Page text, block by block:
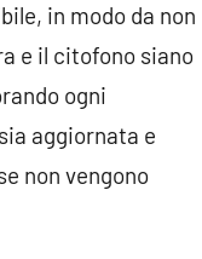
in modo da non
e il citofono siano
ogni
aggiornata e
non vengono